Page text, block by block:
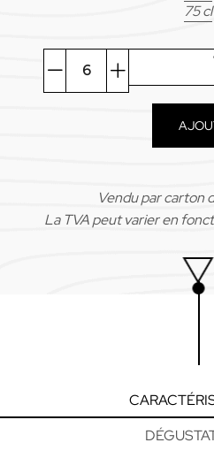
75 cl
quantité
Gewurztraminer
Vendu par carton
La TVA peut varier en